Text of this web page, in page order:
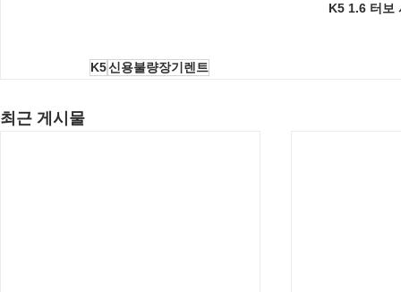
K5 1.6 터보
K5신용불량장기렌트
최근 게시물